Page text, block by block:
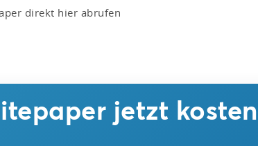
direkt hier abrufen
jetzt